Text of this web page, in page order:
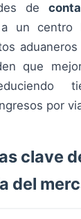
de
a un centro
que
por
clave
del